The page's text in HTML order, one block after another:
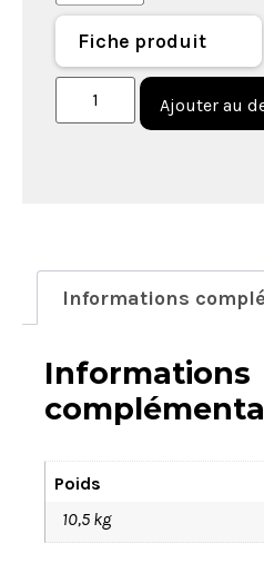
Fiche produit
Ajouter au
Informations
Informations
Poids
10,5 kg